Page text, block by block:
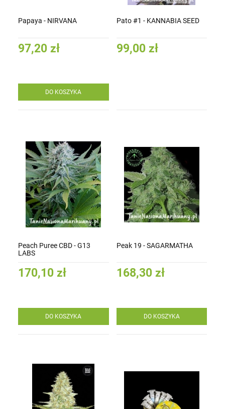
Papaya - NIRVANA
97,20 zł
DO KOSZYKA
Pato #1 - KANNABIA SEED
99,00 zł
Peach Puree CBD - G13
LABS
170,10 zł
DO KOSZYKA
Peak 19 - SAGARMATHA
168,30 zł
DO KOSZYKA